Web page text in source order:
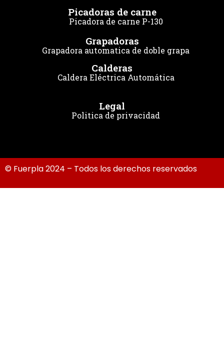
Picadoras de carne
Picadora de carne P-130
Grapadoras
Grapadora automatica de doble grapa
Calderas
Caldera Eléctrica Automática
Legal
Politica de privacidad
© Fuerpla 2024 – Todos los derechos reservados